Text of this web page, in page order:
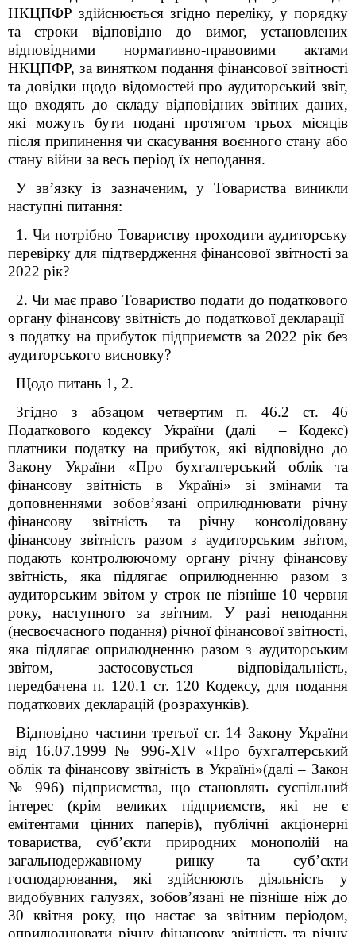
НКЦПФР здійснюється згідно переліку, у порядку
та строки відповідно до вимог, установлених
відповідними нормативно-правовими актами
НКЦПФР, за винятком подання фінансової звітності
та довідки щодо відомостей про аудиторський звіт,
що входять до складу відповідних звітних даних,
які можуть бути подані протягом трьох місяців
після припинення чи скасування воєнного стану або
стану війни за весь період їх неподання.
У зв’язку із зазначеним, у Товариства виникли
наступні питання:
1. Чи потрібно Товариству проходити аудиторську
перевірку для підтвердження фінансової звітності за
2022 рік?
2. Чи має право Товариство подати до податкового
органу фінансову звітність до податкової декларації
з податку на прибуток підприємств за 2022 рік без
аудиторського висновку?
Щодо питань 1, 2.
Згідно з абзацом четвертим п. 46.2 ст. 46
Податкового кодексу України (далі – Кодекс)
платники податку на прибуток, які відповідно до
Закону України «Про бухгалтерський облік та
фінансову звітність в Україні» зі змінами та
доповненнями зобов’язані оприлюднювати річну
фінансову звітність та річну консолідовану
фінансову звітність разом з аудиторським звітом,
подають контролюючому органу річну фінансову
звітність, яка підлягає оприлюдненню разом з
аудиторським звітом у строк не пізніше 10 червня
року, наступного за звітним. У разі неподання
(несвоєчасного подання) річної фінансової звітності,
яка підлягає оприлюдненню разом з аудиторським
звітом, застосовується відповідальність,
передбачена п. 120.1 ст. 120 Кодексу, для подання
податкових декларацій (розрахунків).
Відповідно частини третьої ст. 14 Закону України
від 16.07.1999 № 996-XIV «Про бухгалтерський
облік та фінансову звітність в Україні»(далі – Закон
№ 996) підприємства, що становлять суспільний
інтерес (крім великих підприємств, які не є
емітентами цінних паперів), публічні акціонерні
товариства, суб’єкти природних монополій на
загальнодержавному ринку та суб’єкти
господарювання, які здійснюють діяльність у
видобувних галузях, зобов’язані не пізніше ніж до
30 квітня року, що настає за звітним періодом,
оприлюднювати річну фінансову звітність та річну